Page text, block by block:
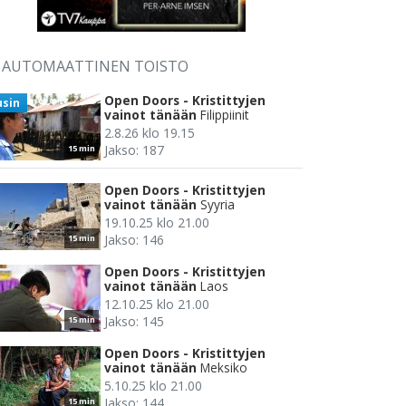
AUTOMAATTINEN TOISTO
15 min
Open Doors - Kristittyjen
vainot tänään Filippiinit
2.8.26 klo 19.15
Jakso: 187
15 min
Open Doors - Kristittyjen
vainot tänään Syyria
19.10.25 klo 21.00
Jakso: 146
15 min
Open Doors - Kristittyjen
vainot tänään Laos
12.10.25 klo 21.00
Jakso: 145
15 min
Open Doors - Kristittyjen
vainot tänään Meksiko
5.10.25 klo 21.00